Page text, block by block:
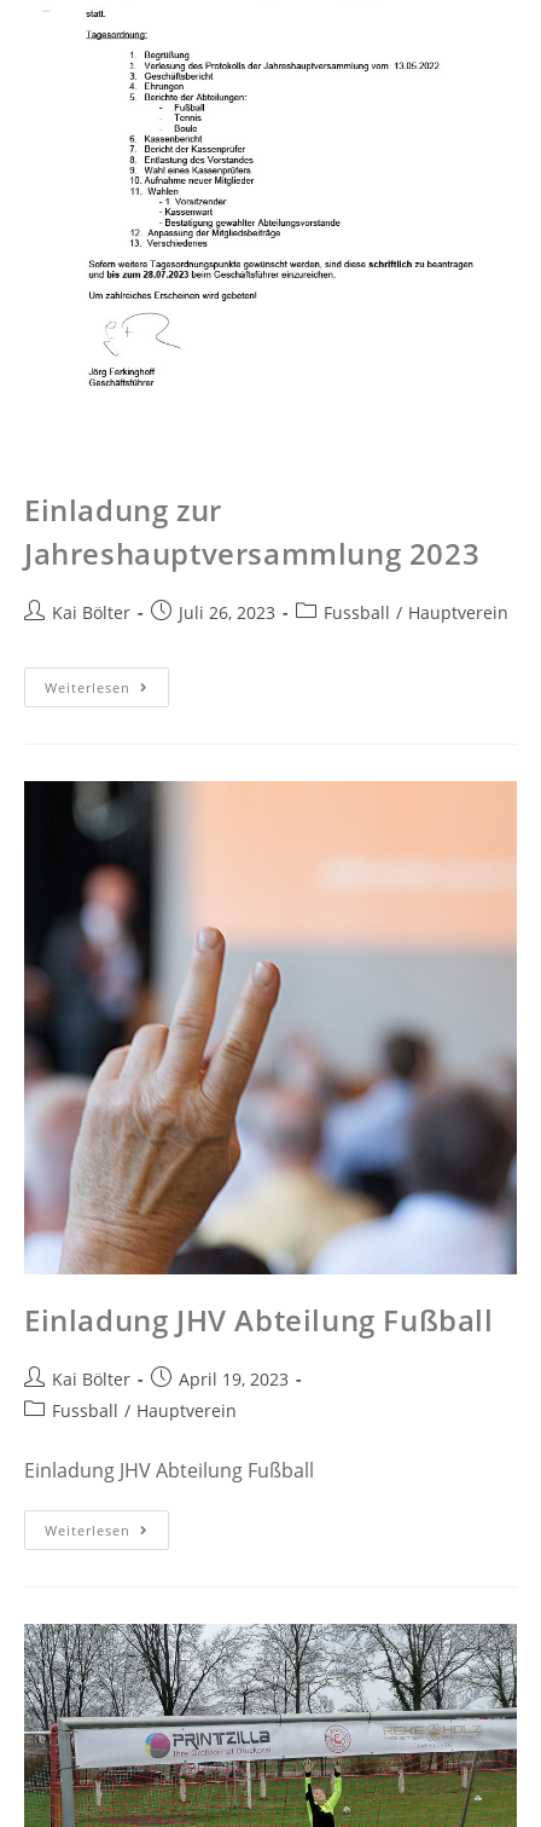
Einladung zur
Jahreshauptversammlung 2023
Kai Bölter Juli 26, 2023 Fussball / Hauptverein
Weiterlesen
Einladung JHV Abteilung Fußball
Kai Bölter
April 19, 2023
Fussball / Hauptverein
Einladung JHV Abteilung Fußball
Weiterlesen